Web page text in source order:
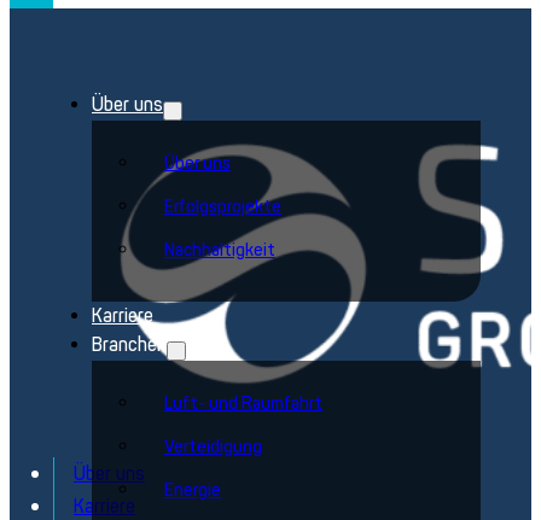
Über uns
Über uns
Erfolgsprojekte
Nachhaltigkeit
Karriere
Branchen
Luft- und Raumfahrt
Verteidigung
Energie
Über uns
Karriere